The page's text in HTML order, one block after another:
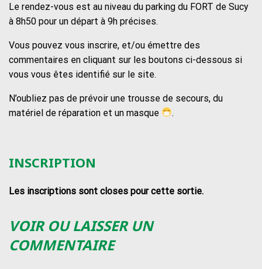
Le rendez-vous est au niveau du parking du FORT de Sucy
à 8h50 pour un départ à 9h précises.
Vous pouvez vous inscrire, et/ou émettre des
commentaires en cliquant sur les boutons ci-dessous si
vous vous êtes identifié sur le site.
N’oubliez pas de prévoir une trousse de secours, du
matériel de réparation et un masque
.
INSCRIPTION
Les inscriptions sont closes pour cette sortie.
VOIR OU LAISSER UN
COMMENTAIRE